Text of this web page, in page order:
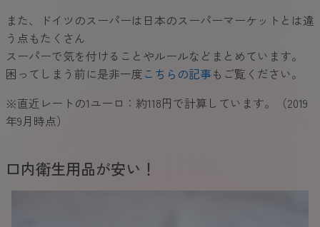
また、ドイツのスーパーは日本のスーパーマーケットとは違
う点もたくさん
スーパーで気を付けることやルールなどまとめています。
困ってしまう前に是非一度こちらの記事もご覧ください。
※直近レートの1ユーロ：約118円で計算しています。（2019
年9月時点）
口内衛生用品が安い！